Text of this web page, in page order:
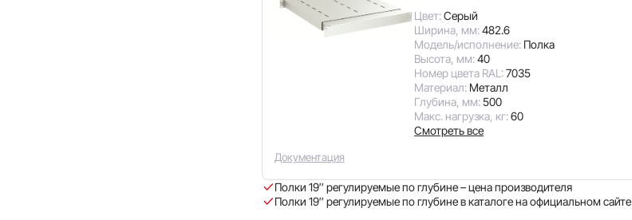
Цвет:Серый
Ширина, мм:482.6
Модель/исполнение: Полка
Высота, мм:40
Номер цвета RAL:7035
Материал: Металл
Глубина, мм:500
Макс. нагрузка, кг:60
Смотреть все
Документация
Полки 19″ регулируемые по глубине – цена производителя
Полки 19″ регулируемые по глубине в каталоге на официальном сайте